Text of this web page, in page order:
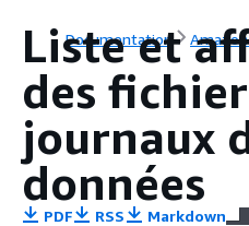
Documentation Amazon
Liste et
des
journaux
données
PDF RSS Markdown